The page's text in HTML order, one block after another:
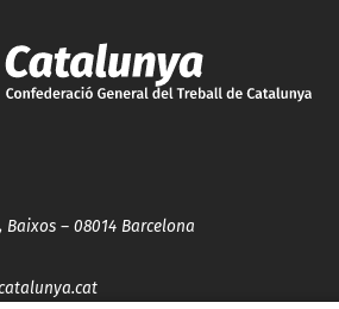
Baixos – 08014 Barcelona